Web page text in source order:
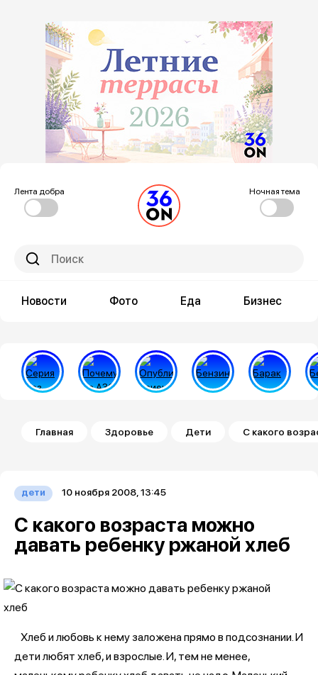
Лента добра Ночная тема
Новости Фото Еда Бизнес
Строка навигации
Главная Здоровье Дети С какого
дети 10 ноября 2008, 13:45
С какого возраста можно
давать ребенку ржаной хлеб
Хлеб и любовь к нему заложена прямо в подсознании. И
дети любят хлеб, и взрослые. И, тем не менее,